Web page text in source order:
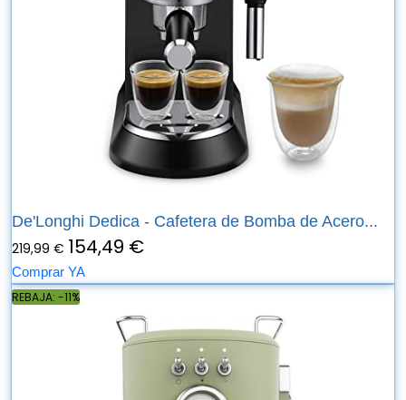
De'Longhi Dedica - Cafetera de Bomba de Acero...
219,99 € 154,49 €
Comprar YA
REBAJA: -11%